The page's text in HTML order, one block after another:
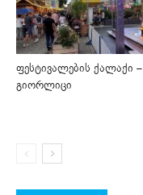
ფესტივალების ქალაქი –
გიორლიცი